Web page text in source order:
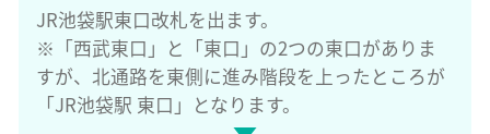
JR池袋駅東口改札を出ます。
※「西武東口」と「東口」の2つの東口がありま
すが、北通路を東側に進み階段を上ったところが
「JR池袋駅 東口」となります。